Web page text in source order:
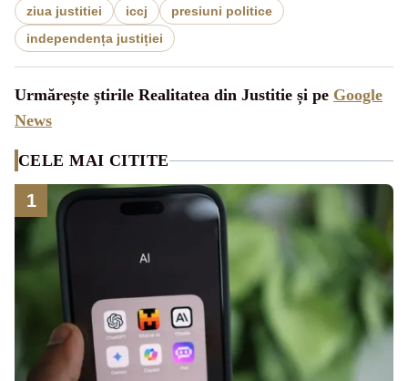
ziua justitiei iccj
presiuni politice
independența justiției
Urmărește știrile Realitatea din Justitie și pe Google
News
CELE MAI CITITE
1